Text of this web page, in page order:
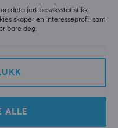
vært litt tykkere!
detaljert besøksstatistikk.
skaper en interesseprofil som
bare deg.
ALLE